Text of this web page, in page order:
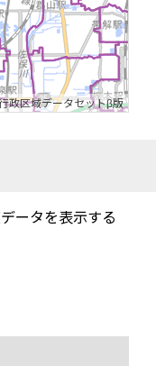
政区域データセットβ版
ータを表示する